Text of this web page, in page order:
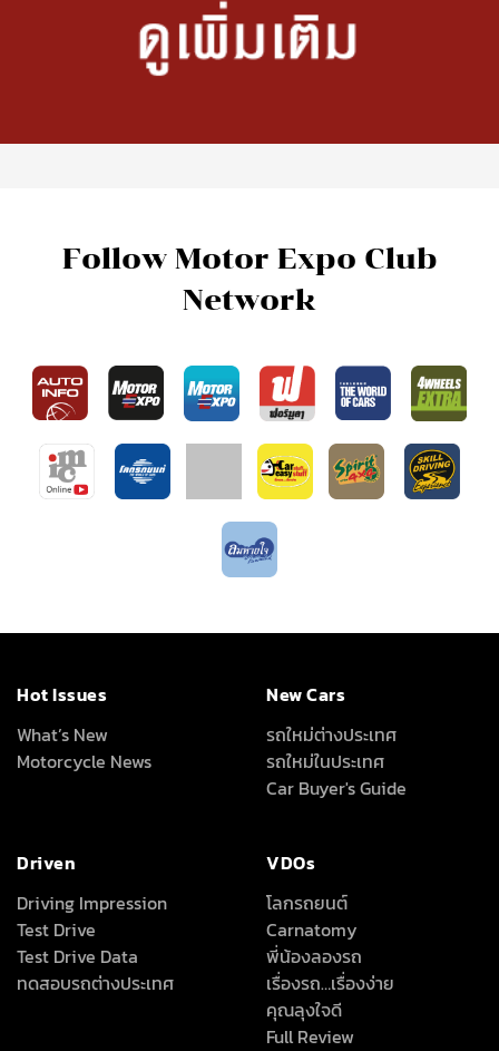
Follow Motor Expo Club
Network
Hot Issues
What’s New
Motorcycle News
New Cars
รถใหม่ต่างประเทศ
รถใหม่ในประเทศ
Car Buyer's Guide
Driven
Driving Impression
Test Drive
Test Drive Data
ทดสอบรถต่างประเทศ
VDOs
โลกรถยนต์
Carnatomy
พี่น้องลองรถ
เรื่องรถ…เรื่องง่าย
คุณลุงใจดี
Full Review